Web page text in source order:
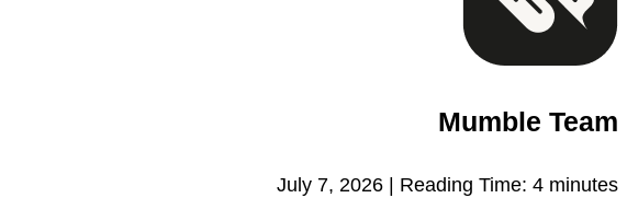
Mumble Team
July 7, 2026 | Reading Time: 4 minutes